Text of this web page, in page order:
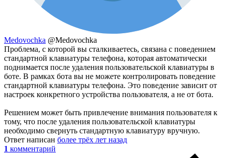
Medovochka @Medovochka
Проблема, с которой вы сталкиваетесь, связана с поведением
стандартной клавиатуры телефона, которая автоматически
поднимается после удаления пользовательской клавиатуры в
боте. В рамках бота вы не можете контролировать поведение
стандартной клавиатуры телефона. Это поведение зависит от
настроек конкретного устройства пользователя, а не от бота.
Решением может быть привлечение внимания пользователя к
тому, что после удаления пользовательской клавиатуры
необходимо свернуть стандартную клавиатуру вручную.
Ответ написан более трёх лет назад
1 комментарий